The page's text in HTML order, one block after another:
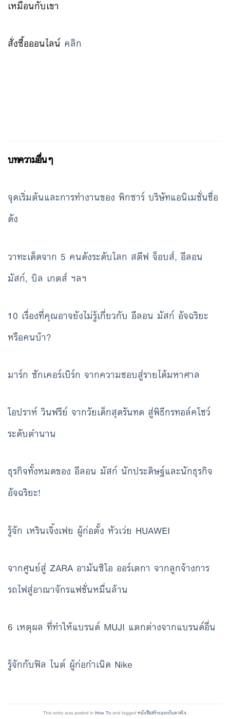
เหมือนกับเขา
สั่งซื้อออนไลน์ คลิก
บทความอื่นๆ
จุดเริ่มต้นและการทำงานของ พิกซาร์ บริษัทแอนิเมชั่นชื่อ
ดัง
วาทะเด็ดจาก 5 คนดังระดับโลก สตีฟ จ็อบส์, อีลอน
มัสก์, บิล เกตส์ ฯลฯ
10 เรื่องที่คุณอาจยังไม่รู้เกี่ยวกับ อีลอน มัสก์ อัจฉริยะ
หรือคนบ้า?
มาร์ก ซักเคอร์เบิร์ก จากความชอบสู่รายได้มหาศาล
โอปราห์ วินฟรีย์ จากวัยเด็กสุดรันทด สู่พิธีกรทอล์คโชว์
ระดับตำนาน
ธุรกิจทั้งหมดของ อีลอน มัสก์ นักประดิษฐ์และนักธุรกิจ
อัจฉริยะ!
รู้จัก เหรินเจิ้งเฟย ผู้ก่อตั้ง หัวเว่ย HUAWEI
จากศูนย์สู่ ZARA อามันซิโอ ออร์เตกา จากลูกจ้างการ
รถไฟสู่อาณาจักรแฟชั่นหมื่นล้าน
6 เหตุผล ที่ทำให้แบรนด์ MUJI แตกต่างจากแบรนด์อื่น
รู้จักกับฟิล ไนต์ ผู้ก่อกำเนิด Nike
This entry was posted inHow Toand taggedหนังสือสร้างแรงบันดาลใจ.